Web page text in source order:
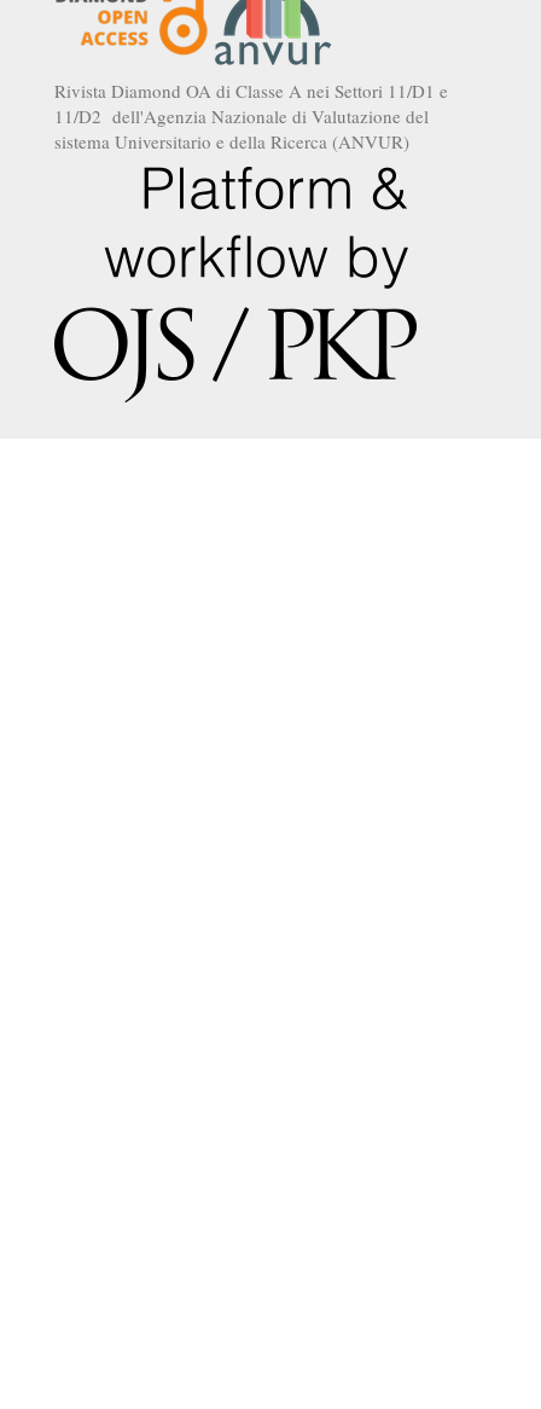
Rivista Diamond OA di Classe A nei Settori 11/D1 e
11/D2 dell'Agenzia Nazionale di Valutazione del
sistema Universitario e della Ricerca (ANVUR)